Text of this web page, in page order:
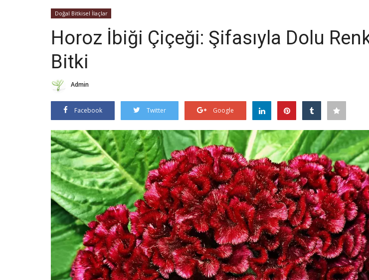
Doğal Bitkisel İlaçlar
Horoz İbiği Çiçeği: Şifasıyla Dolu
Bitki
Admin
Facebook Twitter Google